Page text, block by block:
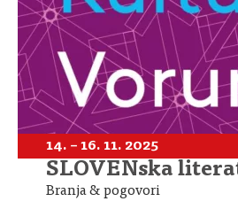
14. – 16. 11. 2025
SLOVENska
Branja & pogovori